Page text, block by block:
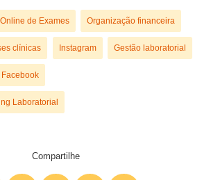
de Exames Organização financeira
clínicas Instagram Gestão laboratorial
Facebook
Laboratorial
Compartilhe